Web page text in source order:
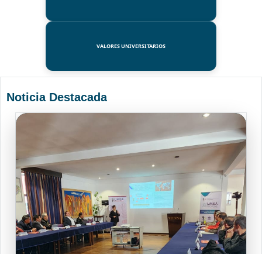
VALORES UNIVERSITARIOS
Noticia Destacada